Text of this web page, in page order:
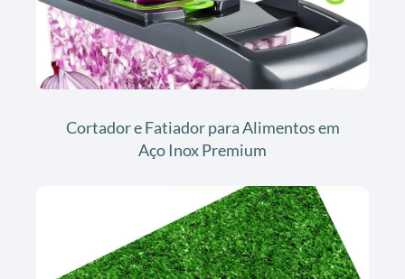
Cortador e Fatiador para Alimentos em
Aço Inox Premium